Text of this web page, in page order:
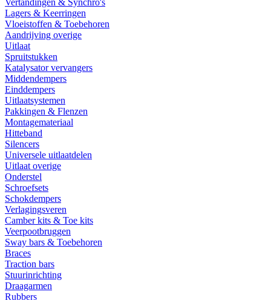
Vertandingen & Synchro's
Lagers & Keerringen
Vloeistoffen & Toebehoren
Aandrijving overige
Uitlaat
Spruitstukken
Katalysator vervangers
Middendempers
Einddempers
Uitlaatsystemen
Pakkingen & Flenzen
Montagemateriaal
Hitteband
Silencers
Universele uitlaatdelen
Uitlaat overige
Onderstel
Schroefsets
Schokdempers
Verlagingsveren
Camber kits & Toe kits
Veerpootbruggen
Sway bars & Toebehoren
Braces
Traction bars
Stuurinrichting
Draagarmen
Rubbers